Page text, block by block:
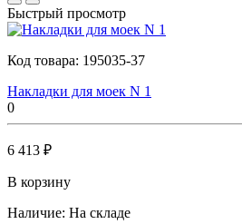
Быстрый просмотр
Код товара: 195035-37
Накладки для моек N 1
0
6 413 ₽
В корзину
Наличие: На складе